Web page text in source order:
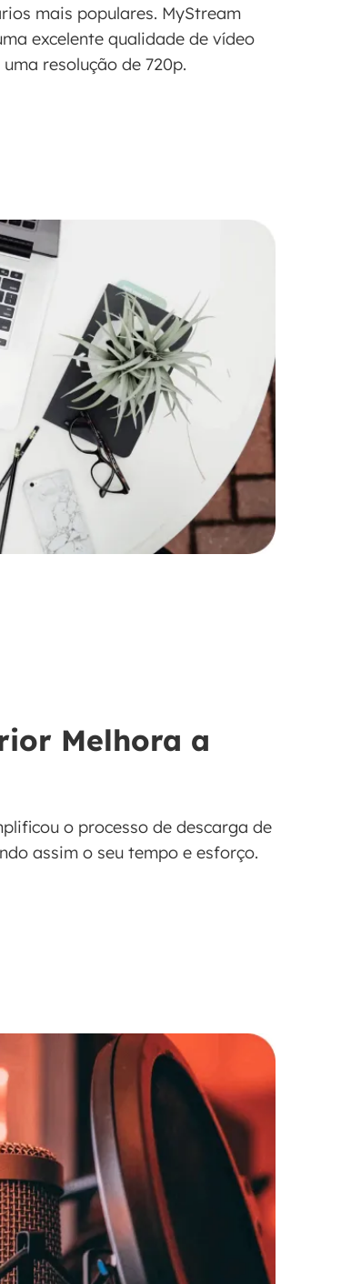
mais populares. MyStream
excelente qualidade de vídeo
resolução de 720p.
Melhora a
o processo de descarga de
assim o seu tempo e esforço.